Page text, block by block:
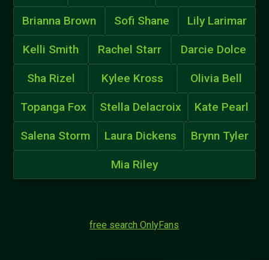
Brianna Brown Sofi Shane Lily Larimar
Kelli Smith Rachel Starr Darcie Dolce
Sha Rizel Kylee Kross Olivia Bell
Topanga Fox Stella Delacroix Kate Pearl
Salena Storm Laura Dickens Brynn Tyler
Mia Riley
free search OnlyFans